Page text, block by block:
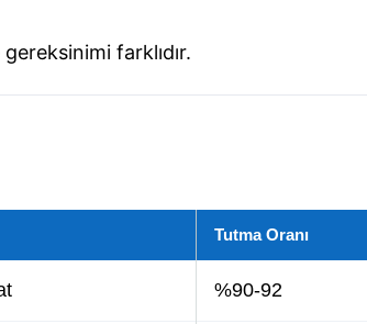
farklıdır.
Tutma Oranı
%90-92